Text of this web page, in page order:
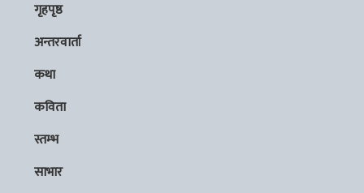
गृहपृष्ठ
अन्तरवार्ता
कथा
कविता
स्तम्भ
साभार